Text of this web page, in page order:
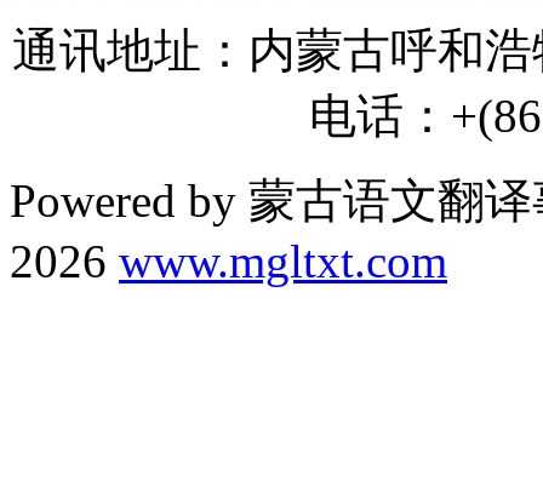
通讯地址：内蒙古呼和
电话：
Powered by 蒙古语文翻
2026 www.mgltxt.com